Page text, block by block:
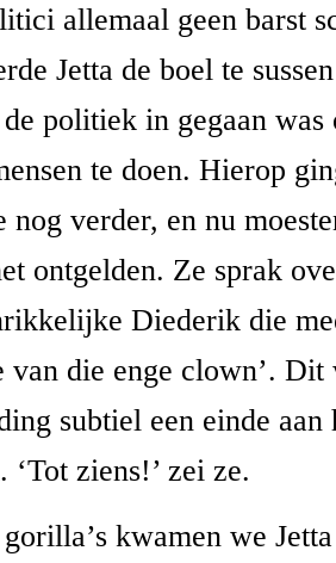
allemaal geen barst
Jetta de boel te
politiek in gegaan was
te doen. Hierop
nog verder, en nu
ontgelden. Ze sprak
Diederik die
van die enge clown’. Dit
subtiel een einde aan
‘Tot ziens!’ zei ze.
kwamen we